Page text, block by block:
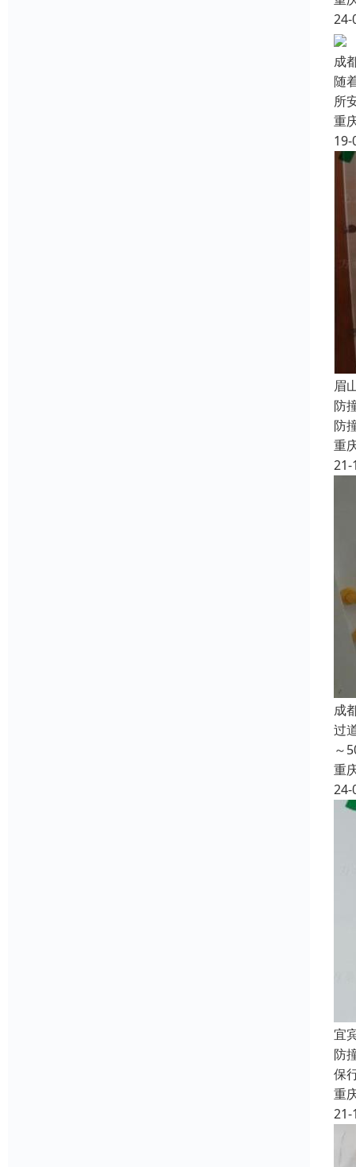
24-
成
随
所
重
19-
眉
防
防
重
21-
成
过
～
重
24-
宜
防
保
重
21-